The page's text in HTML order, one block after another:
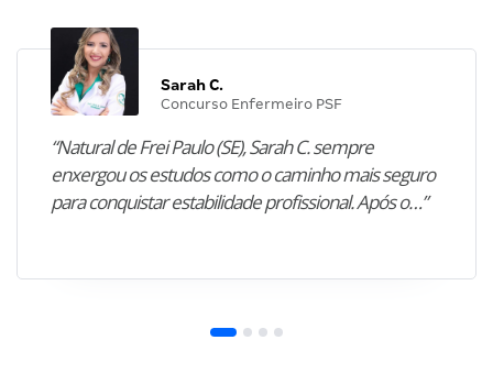
Sarah C.
Concurso Enfermeiro PSF
“Natural de Frei Paulo (SE), Sarah C. sempre
enxergou os estudos como o caminho mais seguro
para conquistar estabilidade profissional. Após o…”